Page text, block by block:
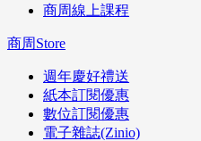
商周線上課程
商周Store
週年慶好禮送
紙本訂閱優惠
數位訂閱優惠
電子雜誌(Zinio)